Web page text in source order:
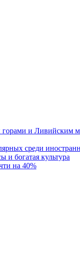
горами и Ливийским
среди
богатая культура
на 40%